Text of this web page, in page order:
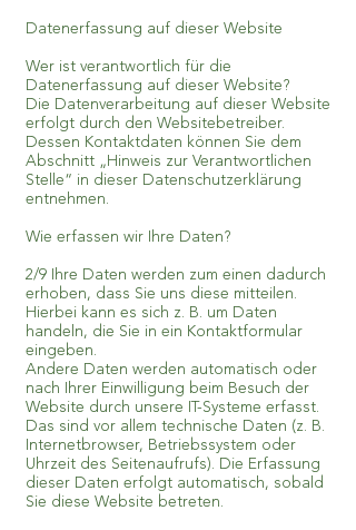
Datenerfassung auf dieser Website
Wer ist verantwortlich für die
Datenerfassung auf dieser Website?
Die Datenverarbeitung auf dieser Website
erfolgt durch den Websitebetreiber.
Dessen Kontaktdaten können Sie dem
Abschnitt „Hinweis zur Verantwortlichen
Stelle“ in dieser Datenschutzerklärung
entnehmen.
Wie erfassen wir Ihre Daten?
2/9 Ihre Daten werden zum einen dadurch
erhoben, dass Sie uns diese mitteilen.
Hierbei kann es sich z. B. um Daten
handeln, die Sie in ein Kontaktformular
eingeben.
Andere Daten werden automatisch oder
nach Ihrer Einwilligung beim Besuch der
Website durch unsere IT-Systeme erfasst.
Das sind vor allem technische Daten (z. B.
Internetbrowser, Betriebssystem oder
Uhrzeit des Seitenaufrufs). Die Erfassung
dieser Daten erfolgt automatisch, sobald
Sie diese Website betreten.